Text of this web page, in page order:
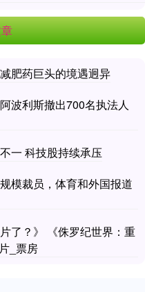
肥药巨头的境遇迥异
波利斯撤出700名执法人
一 科技股持续承压
模裁员，体育和外国报道
了？》 《侏罗纪世界：重
_票房